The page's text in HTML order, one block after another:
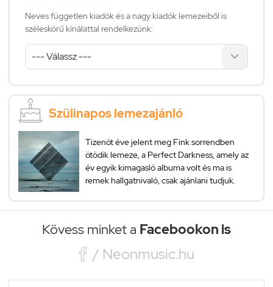
Neves független kiadók és a nagy kiadók lemezeiből is
széleskörű kínálattal rendelkezünk:
Szülinapos lemezajánló
Tizenöt éve jelent meg Fink sorrendben
ötödik lemeze, a Perfect Darkness, amely az
év egyik kimagasló albuma volt és ma is
remek hallgatnivaló, csak ajánlani tudjuk.
Kövess minket a Facebookon is
 / Neonmusic.hu